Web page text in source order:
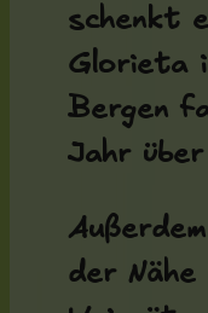
schenkt
Glorieta
Bergen
Jahr
der Nähe